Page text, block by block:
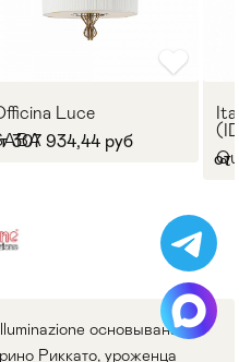
Luce
307 934,44 руб
от
основывана в
Риккато, уроженца